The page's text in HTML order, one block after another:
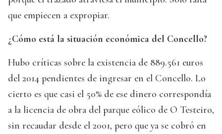
que empiecen a expropiar.
¿Cómo está la situación económica del Concello?
Hubo críticas sobre la existencia de 889.561 euros
del 2014 pendientes de ingresar en el Concello. Lo
cierto es que casi el 50% de ese dinero correspondía
a la licencia de obra del parque eólico de O Testeiro,
sin recaudar desde el 2001, pero que ya se cobró en